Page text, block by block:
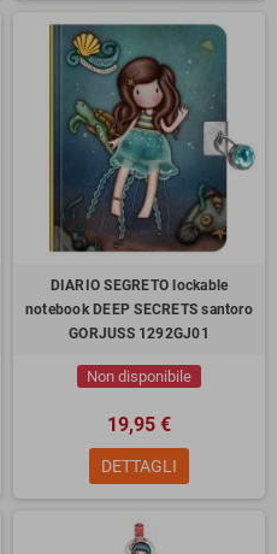
DIARIO SEGRETO lockable
notebook DEEP SECRETS santoro
GORJUSS 1292GJ01
Non disponibile
19,95 €
DETTAGLI